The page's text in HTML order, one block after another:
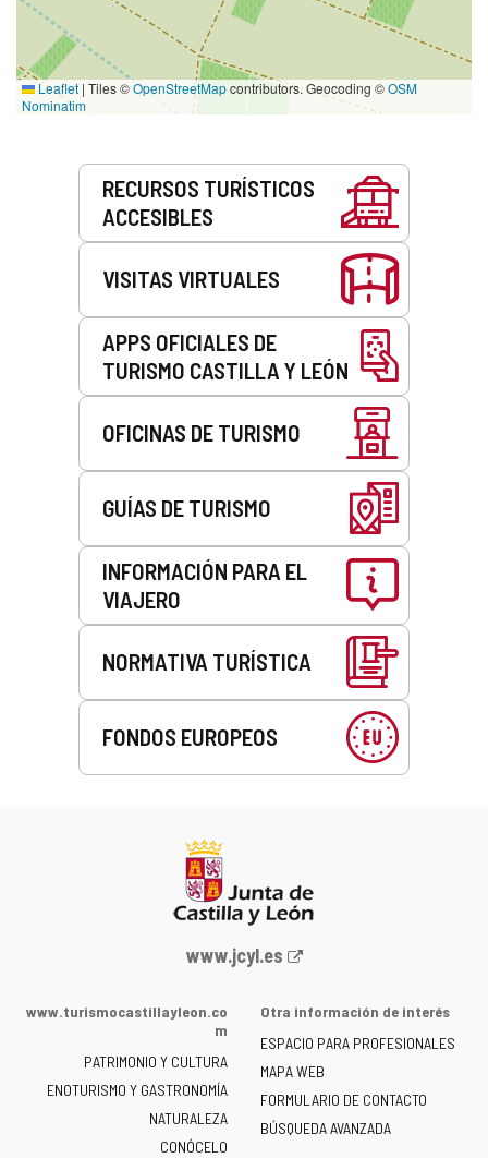
Leaflet | Tiles ©OpenStreetMapcontributors. Geocoding ©OSM
Nominatim
RECURSOS TURÍSTICOS
ACCESIBLES
VISITAS VIRTUALES
APPS OFICIALES DE
TURISMO CASTILLA Y LEÓN
OFICINAS DE TURISMO
GUÍAS DE TURISMO
INFORMACIÓN PARA EL
VIAJERO
NORMATIVA TURÍSTICA
FONDOS EUROPEOS
Portal
la
de
Castilla
y
León
www.jcyl.es
www.turismocastillayleon.co
m
PATRIMONIO Y CULTURA
ENOTURISMO Y GASTRONOMÍA
NATURALEZA
CONÓCELO
Otra información de interés
ESPACIO PARA PROFESIONALES
MAPA WEB
FORMULARIO DE CONTACTO
BÚSQUEDA AVANZADA